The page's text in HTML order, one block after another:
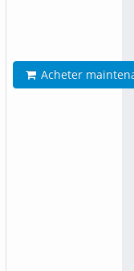
Acheter